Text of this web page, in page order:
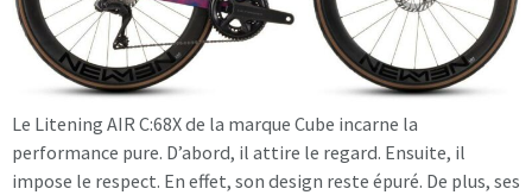
Le Litening AIR C:68X de la marque Cube incarne la
performance pure. D’abord, il attire le regard. Ensuite, il
impose le respect. En effet, son design reste épuré. De plus, ses